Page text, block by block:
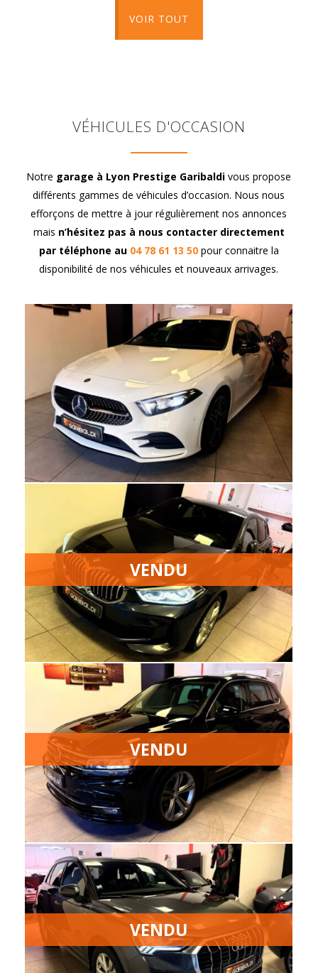
VOIR TOUT
VÉHICULES D'OCCASION
Notre garage à Lyon Prestige Garibaldi vous propose
différents gammes de véhicules d’occasion. Nous nous
efforçons de mettre à jour régulièrement nos annonces
mais n’hésitez pas à nous contacter directement
par téléphone au 04 78 61 13 50pour connaitre la
disponibilité de nos véhicules et nouveaux arrivages.